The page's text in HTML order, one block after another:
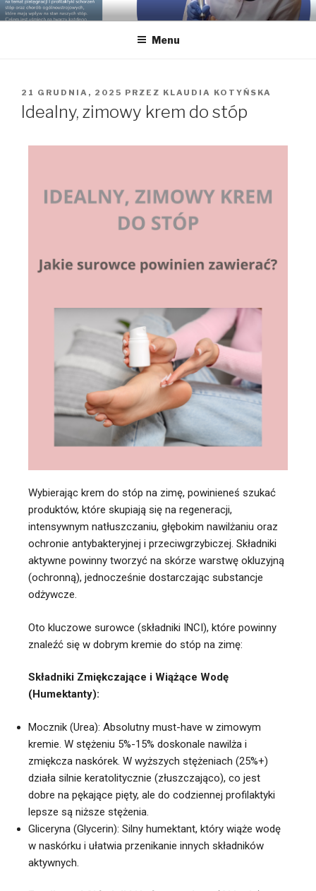
GABINET PODOLOGICZNY
KLAUDIA KOTYŃSKA
Podolog dla Twoich stóp, Bielsko-Biała, gabinet podologiczny,
Menu
21 GRUDNIA, 2025 PRZEZ KLAUDIA KOTYŃSKA
Idealny, zimowy krem do stóp
Wybierając krem do stóp na zimę, powinieneś szukać
produktów, które skupiają się na regeneracji,
intensywnym natłuszczaniu, głębokim nawilżaniu oraz
ochronie antybakteryjnej i przeciwgrzybiczej. Składniki
aktywne powinny tworzyć na skórze warstwę okluzyjną
(ochronną), jednocześnie dostarczając substancje
odżywcze.
Oto kluczowe surowce (składniki INCI), które powinny
znaleźć się w dobrym kremie do stóp na zimę:
Składniki Zmiękczające i Wiążące Wodę
(Humektanty):
Mocznik (Urea): Absolutny must-have w zimowym
kremie. W stężeniu 5%-15% doskonale nawilża i
zmiękcza naskórek. W wyższych stężeniach (25%+)
działa silnie keratolitycznie (złuszczająco), co jest
dobre na pękające pięty, ale do codziennej profilaktyki
lepsze są niższe stężenia.
Gliceryna (Glycerin): Silny humektant, który wiąże wodę
w naskórku i ułatwia przenikanie innych składników
aktywnych.